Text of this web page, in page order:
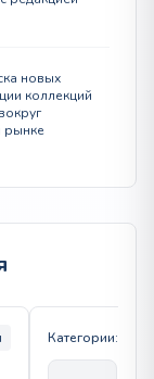
новых
коллекций
рынке
Категории: